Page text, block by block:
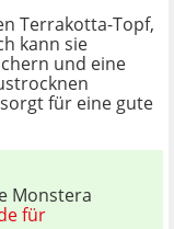
Terrakotta-Topf,
kann sie
und eine
für eine gute
Monstera
für